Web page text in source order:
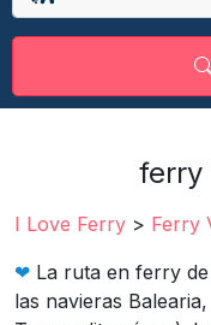
ferry
I Love Ferry > Ferry
❤︎ La ruta en ferry
las navieras